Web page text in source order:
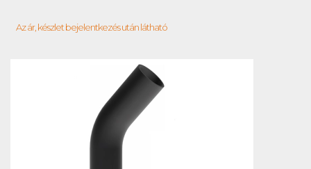
Az ár, készlet bejelentkezés után látható